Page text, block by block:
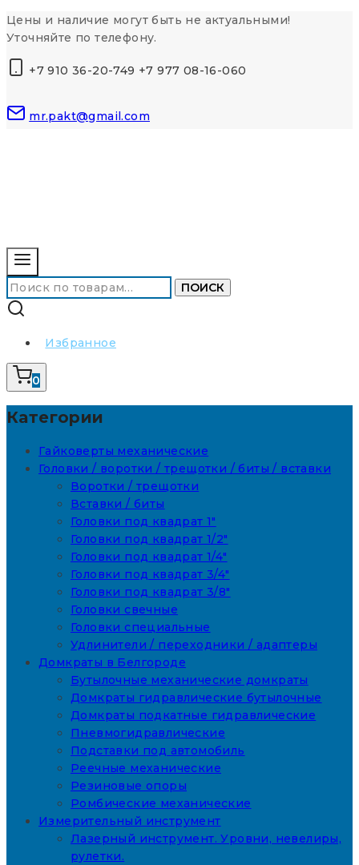
Перейти
к
Цены и наличие могут быть не актуальными!
Уточняйте по телефону.
+7 910 36-20-749 +7 977 08-16-060
mr.pakt@gmail.com
Искать: ПОИСК
Избранное
0
Категории
Гайковерты механические
Головки / воротки / трещотки / биты / вставки
Воротки / трещотки
Вставки / биты
Головки под квадрат 1"
Головки под квадрат 1/2"
Головки под квадрат 1/4"
Головки под квадрат 3/4"
Головки под квадрат 3/8"
Головки свечные
Головки специальные
Удлинители / переходники / адаптеры
Домкраты в Белгороде
Бутылочные механические домкраты
Домкраты гидравлические бутылочные
Домкраты подкатные гидравлические
Пневмогидравлические
Подставки под автомобиль
Реечные механические
Резиновые опоры
Ромбические механические
Измерительный инструмент
Лазерный инструмент. Уровни, невелиры,
рулетки.